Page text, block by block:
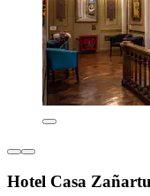
Hotel Casa Zañartu